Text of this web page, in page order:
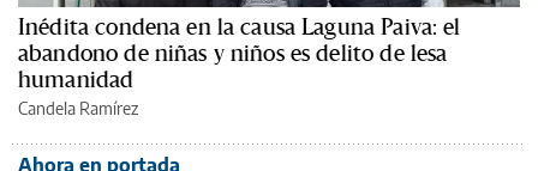
Inédita condena en la causa Laguna Paiva: el
abandono de niñas y niños es delito de lesa
humanidad
Candela Ramírez
Ahora en portada